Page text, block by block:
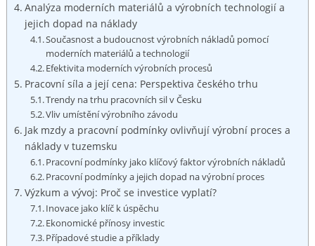
Analýza moderních materiálů​ a výrobních technologií a
‍jejich dopad na náklady
Současnost a budoucnost‌ výrobních nákladů pomocí
moderních materiálů a technologií
Efektivita ⁣moderních výrobních procesů
Pracovní síla a její cena: Perspektiva českého trhu
Trendy na ⁣trhu pracovních sil v Česku
Vliv‌ umístění výrobního závodu
Jak mzdy a pracovní podmínky ovlivňují výrobní proces a
náklady v ⁣tuzemsku
Pracovní podmínky jako klíčový faktor výrobních ⁣nákladů
Pracovní podmínky a jejich dopad na‌ výrobní‌ proces
Výzkum a ​vývoj: Proč ‌se investice ‌vyplatí?
Inovace jako klíč k úspěchu
Ekonomické přínosy investic
Případové studie a příklady